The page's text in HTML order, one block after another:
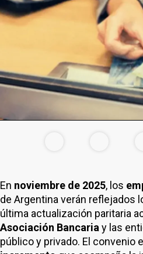
En noviembre de 2025, los
de Argentina verán reflejados
última actualización paritaria
Asociación Bancaria y las
público y privado. El convenio